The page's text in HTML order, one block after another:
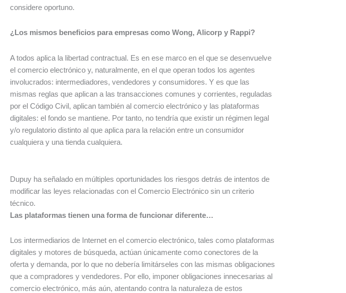
considere oportuno.
¿Los mismos beneficios para empresas como Wong, Alicorp y Rappi?
A todos aplica la libertad contractual. Es en ese marco en el que se desenvuelve
el comercio electrónico y, naturalmente, en el que operan todos los agentes
involucrados: intermediadores, vendedores y consumidores. Y es que las
mismas reglas que aplican a las transacciones comunes y corrientes, reguladas
por el Código Civil, aplican también al comercio electrónico y las plataformas
digitales: el fondo se mantiene. Por tanto, no tendría que existir un régimen legal
y/o regulatorio distinto al que aplica para la relación entre un consumidor
cualquiera y una tienda cualquiera.
Dupuy ha señalado en múltiples oportunidades los riesgos detrás de intentos de
modificar las leyes relacionadas con el Comercio Electrónico sin un criterio
técnico.
Las plataformas tienen una forma de funcionar diferente…
Los intermediarios de Internet en el comercio electrónico, tales como plataformas
digitales y motores de búsqueda, actúan únicamente como conectores de la
oferta y demanda, por lo que no debería limitárseles con las mismas obligaciones
que a compradores y vendedores. Por ello, imponer obligaciones innecesarias al
comercio electrónico, más aún, atentando contra la naturaleza de estos